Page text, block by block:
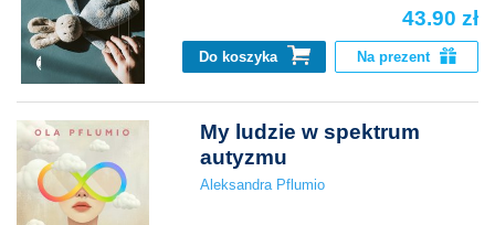
43.90 zł
Do koszyka Na prezent
My ludzie w spektrum
autyzmu
Aleksandra Pflumio